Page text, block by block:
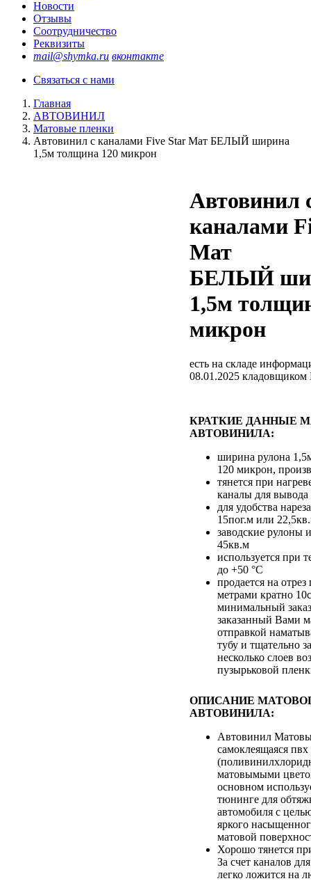
Новости
Отзывы
Соотрудничество
Реквизиты
mail@shymka.ru вконтакте
Связаться с нами
Главная
АВТОВИНИЛ
Матовые пленки
Автовинил с каналами Five Star Мат БЕЛЫЙ ширина
1,5м толщина 120 микрон
Автовинил
каналами
Мат
БЕЛЫЙ
1,5м
микрон
есть на складе
08.01.2025 кладовщиком
КРАТКИЕ ДАННЫЕ
АВТОВИНИЛА:
ширина рулона
120 микрон,
тянется при
каналы для вывода
для удобства
15пог.м или
заводские рулоны
45кв.м
используется при
до +50 °С
продается на
метрами кратно
минимальный
заказанный Вами
отправкой
тубу и тщательно
несколько слоев
пузырьковой
ОПИСАНИЕ
АВТОВИНИЛА:
Автовинил
самоклеящаяся пвх
матовымыми
основном
тюнинге для
автомобиля с
яркого
матовой
Хорошо тянется
За счет каналов
легко ложится на